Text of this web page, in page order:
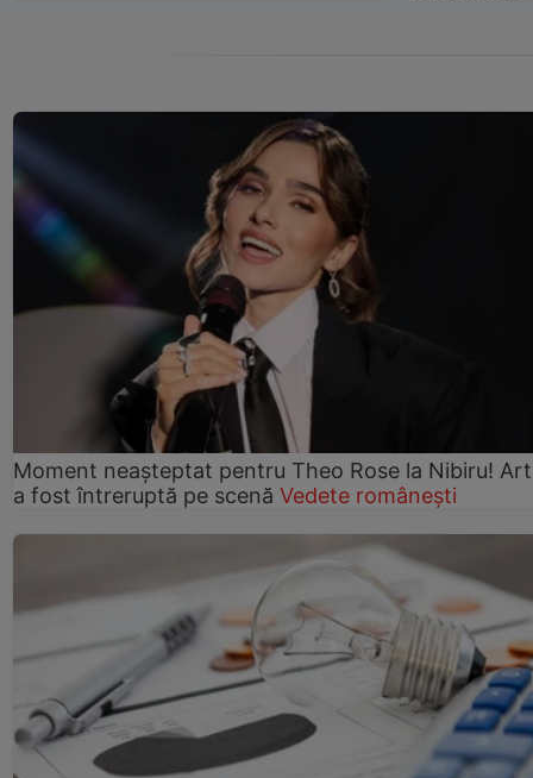
Moment neașteptat pentru Theo Rose la Nibiru!
a fost întreruptă pe scenă Vedete românești